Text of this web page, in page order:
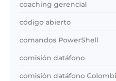
coaching gerencial
código abierto
comandos PowerShell
comisión datáfono
comisión datáfono